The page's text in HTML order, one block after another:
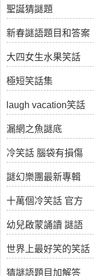
聖誕猜謎題
新春謎語題目和答案
大四女生水果笑話
極短笑話集
laugh vacation笑話
漏網之魚謎底
冷笑話 腦袋有損傷
謎幻樂團最新專輯
十萬個冷笑話 官方
幼兒啟蒙誦讀 謎語
世界上最好笑的笑話
猜謎語題目加解答